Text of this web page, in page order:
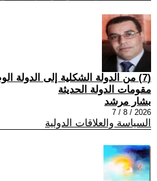
(7) من الدولة الشكلية إلى الدولة
مقومات الدولة الحديثة
بشار مرشد
2026 / 8 / 7
السياسة والعلاقات الدولية